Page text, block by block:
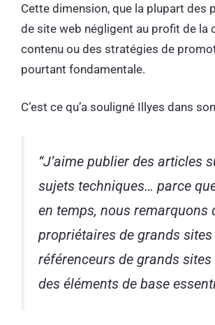
Cette dimension, que la plupart des
de site web négligent au profit de la
contenu ou des stratégies de
pourtant fondamentale.
C’est ce qu’a souligné Illyes dans
“J’aime publier des articles
sujets techniques… parce
en temps, nous remarquons
propriétaires de grands
référenceurs de grands
des éléments de base